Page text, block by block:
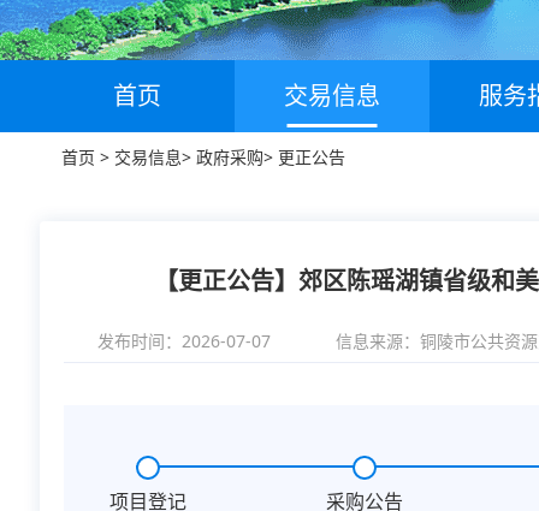
首页 交易信息 服务
首页 > 交易信息> 政府采购> 更正公告
【更正公告】郊区陈瑶湖镇省级
发布时间：2026-07-07 信息来源： 铜陵市公共资
项目登记
采购公告